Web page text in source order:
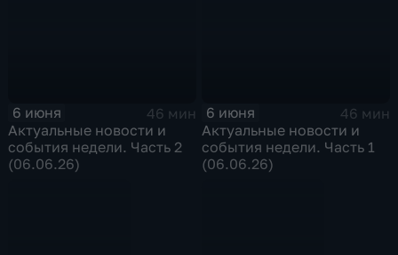
6 июня
46 мин
Актуальные новости и
события недели. Часть 2
(06.06.26)
6 июня
46 мин
Актуальные новости и
события недели. Часть 1
(06.06.26)